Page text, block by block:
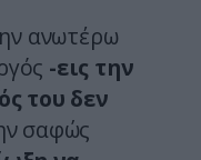
ανωτέρω
-εις την
του δεν
σαφώς